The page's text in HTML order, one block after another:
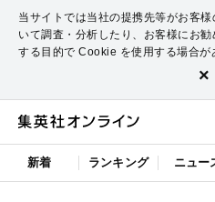
当サイトでは当社の提携先等がお客
いて調査・分析したり、お客様にお
する目的で Cookie を使用する場合が
×
新着 ランキング ニュー